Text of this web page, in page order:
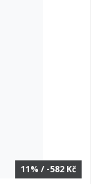
11% / -582 Kč